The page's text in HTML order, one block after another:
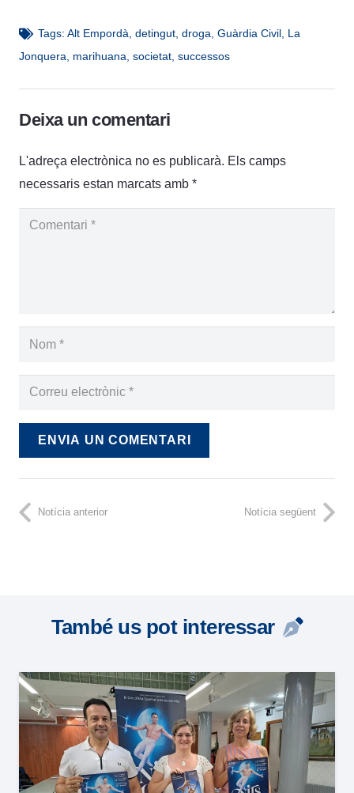
Tags: Alt Empordà, detingut, droga, Guàrdia Civil, La
Jonquera, marihuana, societat, successos
Deixa un comentari
L'adreça electrònica no es publicarà. Els camps
necessaris estan marcats amb *
ENVIA UN COMENTARI
Notícia anterior Notícia següent
També us pot interessar